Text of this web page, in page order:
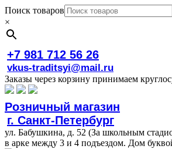
Поиск товаров
×
+7 981 712 56 26
vkus-traditsyi@mail.ru
Заказы через корзину принимаем
Розничный магазин
г. Санкт-Петербург
ул. Бабушкина, д. 52 (За школьным
в арке между 3 и 4 подъездом. Дом